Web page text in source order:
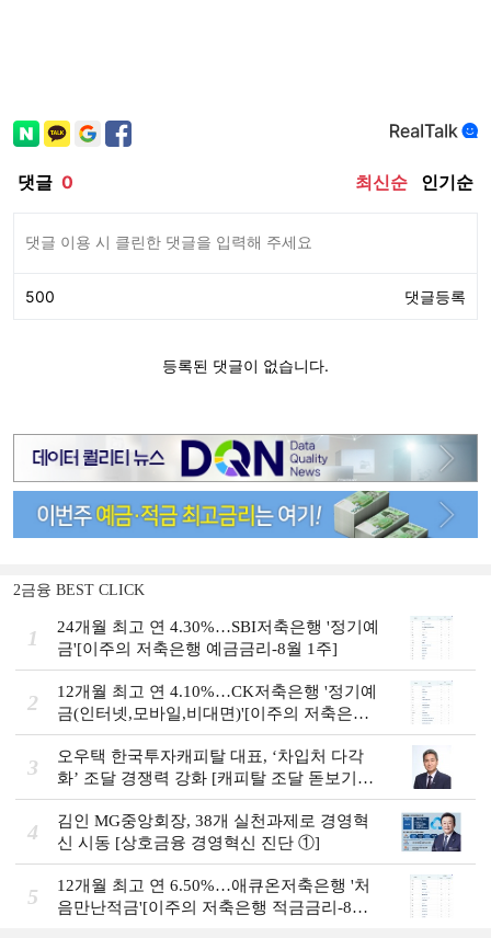
2금융 BEST CLICK
1
24개월 최고 연 4.30%…SBI저축은행 '정기예
금'[이주의 저축은행 예금금리-8월 1주]
2
12개월 최고 연 4.10%…CK저축은행 '정기예
금(인터넷,모바일,비대면)'[이주의 저축은행
예금금리-8월 1주]
3
오우택 한국투자캐피탈 대표, ‘차입처 다각
화ʼ 조달 경쟁력 강화 [캐피탈 조달 돋보기
(12)]
4
김인 MG중앙회장, 38개 실천과제로 경영혁
신 시동 [상호금융 경영혁신 진단 ①]
5
12개월 최고 연 6.50%…애큐온저축은행 '처
음만난적금'[이주의 저축은행 적금금리-8월